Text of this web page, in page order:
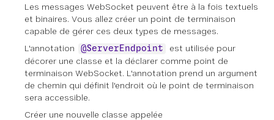
Les messages WebSocket peuvent être à la fois textuels
et binaires. Vous allez créer un point de terminaison
capable de gérer ces deux types de messages.
L'annotation
@ServerEndpoint
est utilisée pour
décorer une classe et la déclarer comme point de
terminaison WebSocket. L'annotation prend un argument
de chemin qui définit l'endroit où le point de terminaison
sera accessible.
Créer une nouvelle classe appelée